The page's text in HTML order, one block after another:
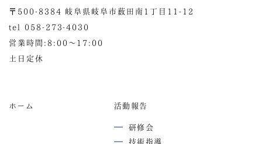
〒500-8384 岐阜県岐阜市薮田南1丁目11-12
tel 058-273-4030
営業時間:8:00〜17:00
土日定休
ホーム 活動報告
研修会
技術指導